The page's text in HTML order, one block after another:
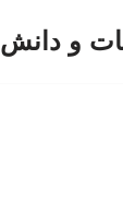
و دانش